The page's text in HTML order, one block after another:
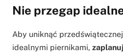
Nie przegap
Aby uniknąć
idealnymi piernikami,